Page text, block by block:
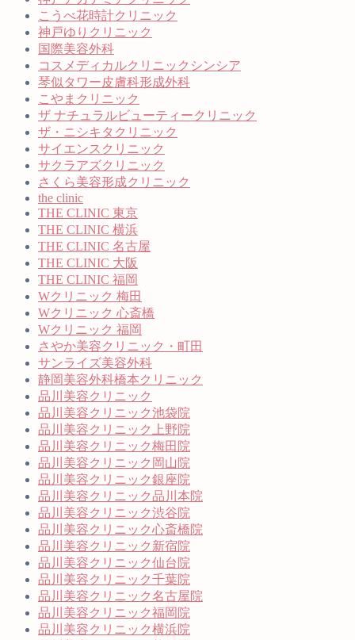
こうべ花時計クリニック
神戸ゆりクリニック
国際美容外科
コスメディカルクリニックシンシア
琴似タワー皮膚科形成外科
こやまクリニック
ザ ナチュラルビューティークリニック
ザ・ニシキタクリニック
サイエンスクリニック
サクラアズクリニック
さくら美容形成クリニック
the clinic
THE CLINIC 東京
THE CLINIC 横浜
THE CLINIC 名古屋
THE CLINIC 大阪
THE CLINIC 福岡
Wクリニック 梅田
Wクリニック 心斎橋
Wクリニック 福岡
さやか美容クリニック・町田
サンライズ美容外科
静岡美容外科橋本クリニック
品川美容クリニック
品川美容クリニック池袋院
品川美容クリニック上野院
品川美容クリニック梅田院
品川美容クリニック岡山院
品川美容クリニック銀座院
品川美容クリニック品川本院
品川美容クリニック渋谷院
品川美容クリニック心斎橋院
品川美容クリニック新宿院
品川美容クリニック仙台院
品川美容クリニック千葉院
品川美容クリニック名古屋院
品川美容クリニック福岡院
品川美容クリニック横浜院